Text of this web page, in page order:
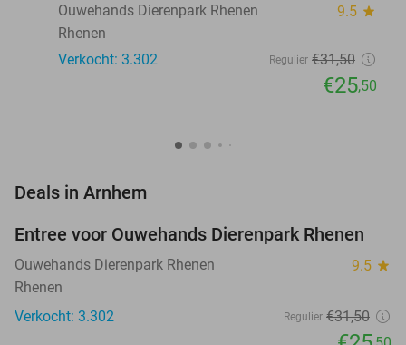
Ouwehands Dierenpark Rhenen
9.5 star
Rhenen
Verkocht: 3.302
Regulier €31,50
€25,50
Deals in Arnhem
19%
Entree voor Ouwehands Dierenpark Rhenen
Ouwehands Dierenpark Rhenen 9.5 star
Rhenen
Verkocht: 3.302
Regulier €31,50